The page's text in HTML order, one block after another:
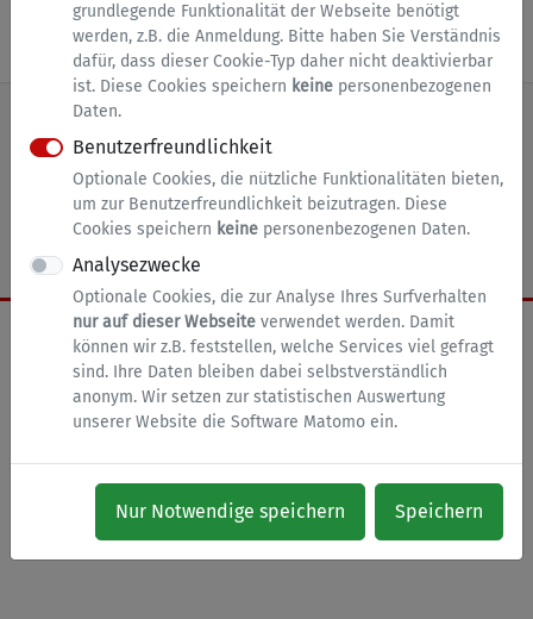
grundlegende Funktionalität der Webseite benötigt
werden, z.B. die Anmeldung. Bitte haben Sie Verständnis
dafür, dass dieser Cookie-Typ daher nicht deaktivierbar
ist. Diese Cookies speichern keine personenbezogenen
Daten.
Benutzerfreundlichkeit
Optionale Cookies, die nützliche Funktionalitäten bieten,
um zur Benutzerfreundlichkeit beizutragen. Diese
Cookies speichern keine personenbezogenen Daten.
Analysezwecke
Optionale Cookies, die zur Analyse Ihres Surfverhalten
nur auf dieser Webseite verwendet werden. Damit
können wir z.B. feststellen, welche Services viel gefragt
sind. Ihre Daten bleiben dabei selbstverständlich
anonym. Wir setzen zur statistischen Auswertung
unserer Website die Software Matomo ein.
Nur Notwendige speichern Speichern
Zur Anmeldung (siehe Hinweise)
nach oben Zur Startseite Impressum
Datenschutz Barrierefreiheit Cookies